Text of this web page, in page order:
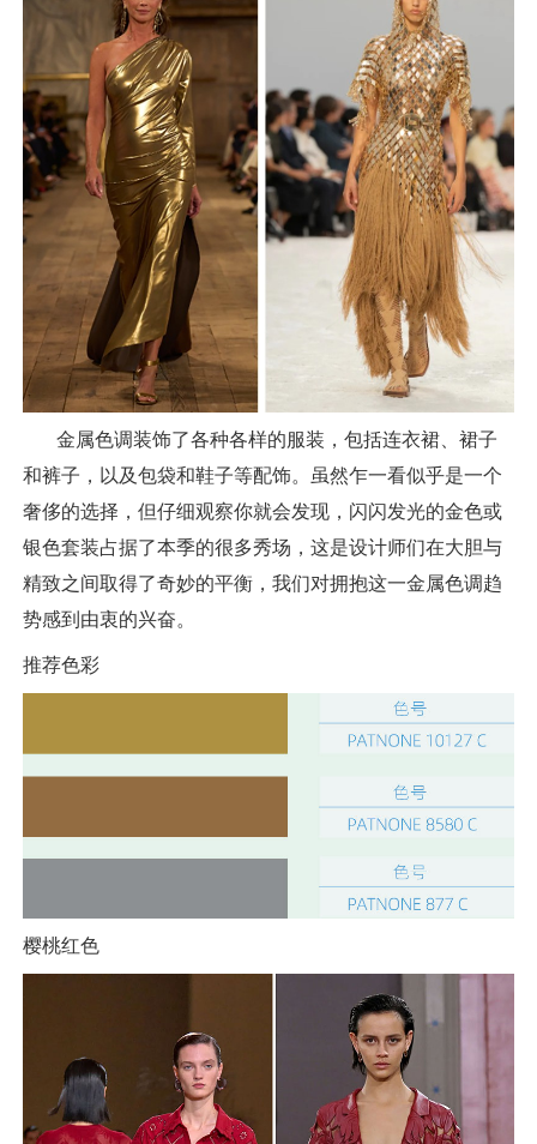
金属色调装饰了各种各样的服装，包括连衣裙、裙子
和裤子，以及包袋和鞋子等配饰。虽然乍一看似乎是一个
奢侈的选择，但仔细观察你就会发现，闪闪发光的金色或
银色套装占据了本季的很多秀场，这是设计师们在大胆与
精致之间取得了奇妙的平衡，我们对拥抱这一金属色调趋
势感到由衷的兴奋。
推荐色彩
樱桃红色